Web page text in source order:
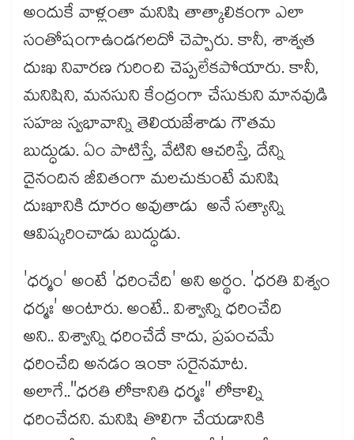
అందుకే వాళ్లంతా మనిషి తాత్కాలికంగా ఎలా
సంతోషంగాఉండగలదో చెప్పారు. కానీ, శాశ్వత
దుఃఖ నివారణ గురించి చెప్పలేకపోయారు. కానీ,
మనిషిని, మనసుని కేంద్రంగా చేసుకుని మానవుడి
సహజ స్వభావాన్ని తెలియజేశాడు గౌతమ
బుద్ధుడు. ఏం పాటిస్తే, వేటిని ఆచరిస్తే, దేన్ని
దైనందిన జీవితంగా మలచుకుంటే మనిషి
దుఃఖానికి దూరం అవుతాడు అనే సత్యాన్ని
ఆవిష్కరించాడు బుద్ధుడు.
'ధర్మం' అంటే 'ధరించేది' అని అర్థం. 'ధరతి విశ్వం
ధర్మః' అంటారు. అంటే.. విశ్వాన్ని ధరించేది
అని.. విశ్వాన్ని ధరించేదే కాదు, ప్రపంచమే
ధరించేది అనడం ఇంకా సరైనమాట.
అలాగే.."ధరతి లోకానితి ధర్మః" లోకాల్ని
ధరించేదని. మనిషి తొలిగా చేయడానికి